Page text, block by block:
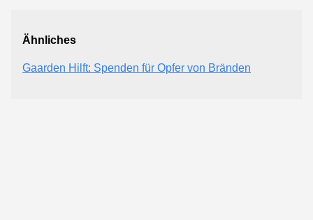
Ähnliches
Gaarden Hilft: Spenden für Opfer von Bränden